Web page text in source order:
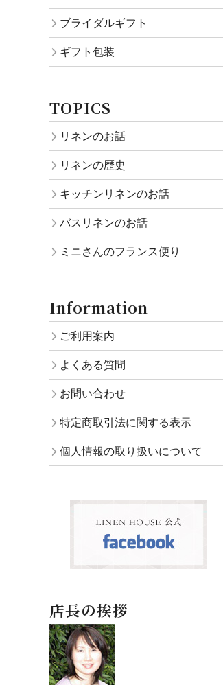
ブライダルギフト
ギフト包装
TOPICS
リネンのお話
リネンの歴史
キッチンリネンのお話
バスリネンのお話
ミニさんのフランス便り
Information
ご利用案内
よくある質問
お問い合わせ
特定商取引法に関する表示
個人情報の取り扱いについて
店長の挨拶